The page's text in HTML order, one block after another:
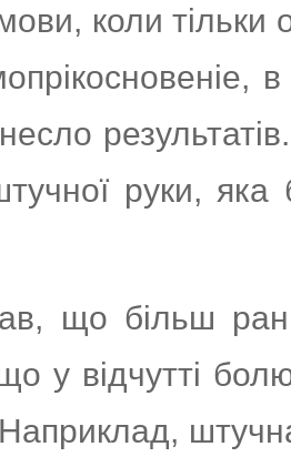
коли тільки
руки,
що більш
у відчутті